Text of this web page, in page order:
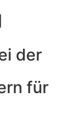
der
für